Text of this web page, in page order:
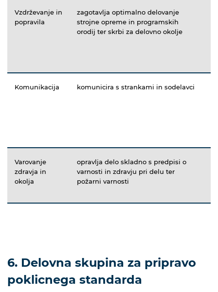
Vzdrževanje in
popravila
zagotavlja optimalno delovanje
strojne opreme in programskih
orodij ter skrbi za delovno okolje
Komunikacija komunicira s strankami in sodelavci
Varovanje
zdravja in
okolja
opravlja delo skladno s predpisi o
varnosti in zdravju pri delu ter
požarni varnosti
6. Delovna skupina za pripravo
poklicnega standarda